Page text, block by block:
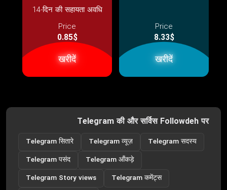
14-दिन की सहायता अवधि
Price
0.85$
खरीदें
Price
8.33$
खरीदें
Telegram की और सर्विस Followdeh पर
Telegram सितारे Telegram व्यूज़
Telegram सदस्य
Telegram पसंद
Telegram आँकड़े
Telegram Story views
Telegram कमेंट्स